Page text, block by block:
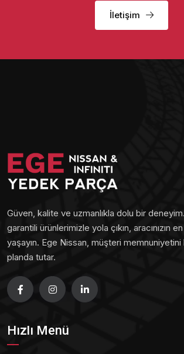
İletişim
Güven, kalite ve uzmanlıkla dolu bir deneyim.
garantili ürünlerimizle yola çıkın, aracınızın
yaşayın. Ege Nissan, müşteri memnuniyetini
planda tutar.
Hızlı Menü